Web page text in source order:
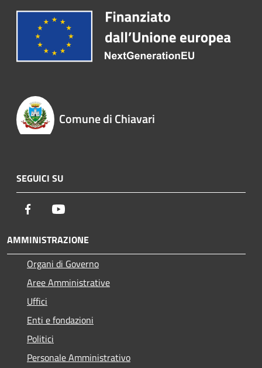
Comune di Chiavari
SEGUICI SU
Facebook
AMMINISTRAZIONE
Organi di Governo
Aree Amministrative
Uffici
Enti e fondazioni
Politici
Personale Amministrativo